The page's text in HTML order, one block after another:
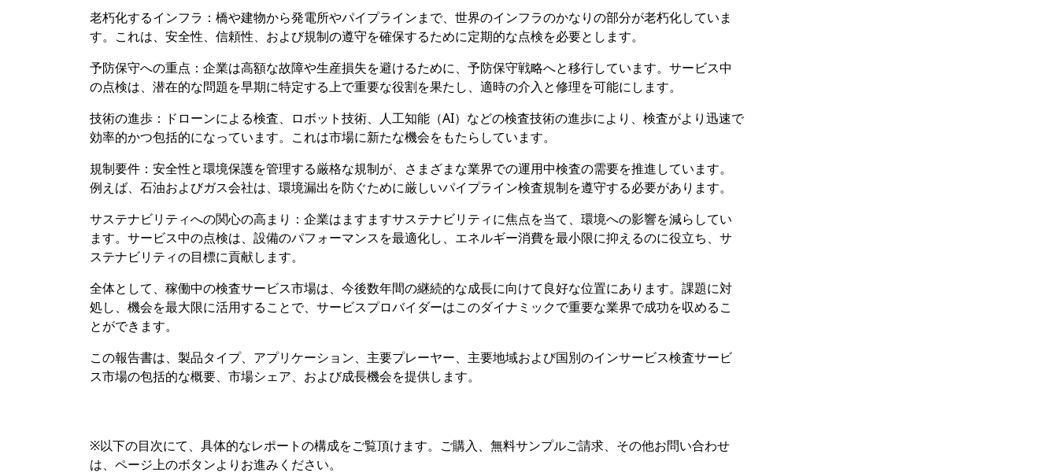
老朽化するインフラ：橋や建物から発電所やパイプラインまで、世界のインフラのかなりの部分が老朽化していま
す。これは、安全性、信頼性、および規制の遵守を確保するために定期的な点検を必要とします。
予防保守への重点：企業は高額な故障や生産損失を避けるために、予防保守戦略へと移行しています。サービス中
の点検は、潜在的な問題を早期に特定する上で重要な役割を果たし、適時の介入と修理を可能にします。
技術の進歩：ドローンによる検査、ロボット技術、人工知能（AI）などの検査技術の進歩により、検査がより迅速で
効率的かつ包括的になっています。これは市場に新たな機会をもたらしています。
規制要件：安全性と環境保護を管理する厳格な規制が、さまざまな業界での運用中検査の需要を推進しています。
例えば、石油およびガス会社は、環境漏出を防ぐために厳しいパイプライン検査規制を遵守する必要があります。
サステナビリティへの関心の高まり：企業はますますサステナビリティに焦点を当て、環境への影響を減らしてい
ます。サービス中の点検は、設備のパフォーマンスを最適化し、エネルギー消費を最小限に抑えるのに役立ち、サ
ステナビリティの目標に貢献します。
全体として、稼働中の検査サービス市場は、今後数年間の継続的な成長に向けて良好な位置にあります。課題に対
処し、機会を最大限に活用することで、サービスプロバイダーはこのダイナミックで重要な業界で成功を収めるこ
とができます。
この報告書は、製品タイプ、アプリケーション、主要プレーヤー、主要地域および国別のインサービス検査サービ
ス市場の包括的な概要、市場シェア、および成長機会を提供します。
※以下の目次にて、具体的なレポートの構成をご覧頂けます。ご購入、無料サンプルご請求、その他お問い合わせ
は、ページ上のボタンよりお進みください。